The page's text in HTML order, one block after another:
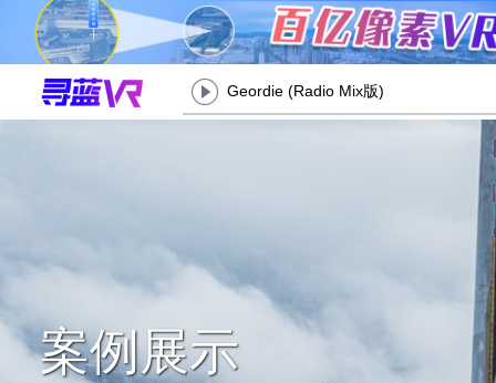
Geordie (Radio Mix版)
案例展示